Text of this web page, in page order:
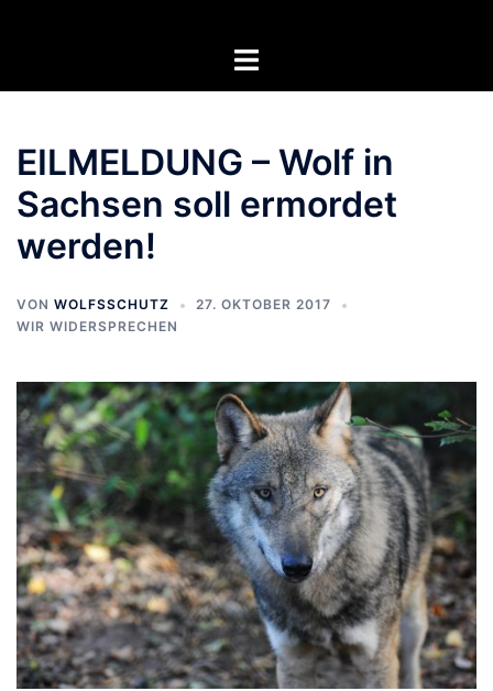
Menü
EILMELDUNG – Wolf in
Sachsen soll ermordet
werden!
VON WOLFSSCHUTZ
27. OKTOBER 2017
WIR WIDERSPRECHEN